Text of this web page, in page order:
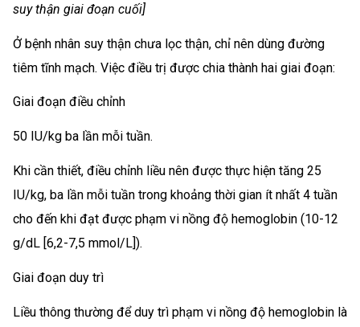
suy thận giai đoạn cuối]
Ở bệnh nhân suy thận chưa lọc thận, chỉ nên dùng đường
tiêm tĩnh mạch. Việc điều trị được chia thành hai giai đoạn:
Giai đoạn điều chỉnh
50 IU/kg ba lần mỗi tuần.
Khi cần thiết, điều chỉnh liều nên được thực hiện tăng 25
IU/kg, ba lần mỗi tuần trong khoảng thời gian ít nhất 4 tuần
cho đến khi đạt được phạm vi nồng độ hemoglobin (10-12
g/dL [6,2-7,5 mmol/L]).
Giai đoạn duy trì
Liều thông thường để duy trì phạm vi nồng độ hemoglobin là